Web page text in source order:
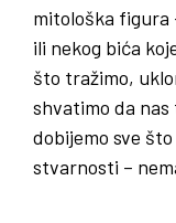
mitološka figura
ili nekog bića
što tražimo,
shvatimo da
dobijemo sve
stvarnosti –